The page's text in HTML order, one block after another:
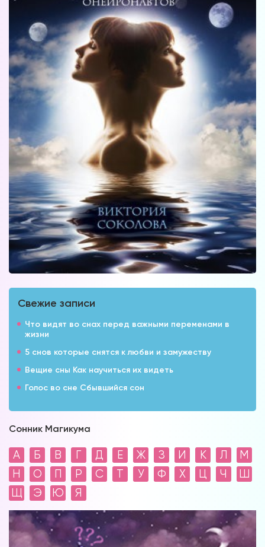
Свежие записи
Что видят во снах перед важными переменами в
жизни
5 снов которые снятся к любви и замужеству
Вещие сны Как научиться их видеть
Голос во сне Сбывшийся сон
Сонник Магикума
А Б В Г Д Е Ж З И К Л
М
Н
О П Р С Т У Ф Х Ц Ч
Ш
Щ
Э Ю Я